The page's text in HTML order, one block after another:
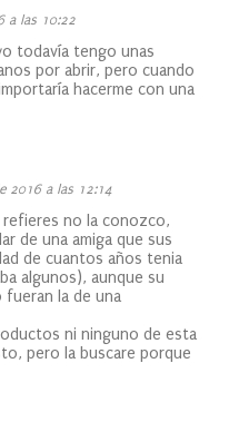
a las 10:22
todavía tengo unas
por abrir, pero cuando
hacerme con una
2016 a las 12:14
refieres no la conozco,
de una amiga que sus
de cuantos años tenia
algunos), aunque su
fueran la de una
ni ninguno de esta
pero la buscare porque